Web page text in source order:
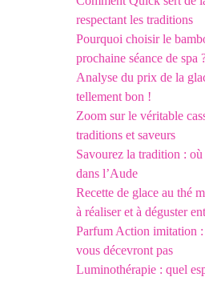
respectant les traditions
Pourquoi choisir le
prochaine séance de spa
Analyse du prix de la
tellement bon !
Zoom sur le véritable
traditions et saveurs
Savourez la tradition :
dans l’Aude
Recette de glace au thé
à réaliser et à déguster
Parfum Action imitation
vous décevront pas
Luminothérapie : quel